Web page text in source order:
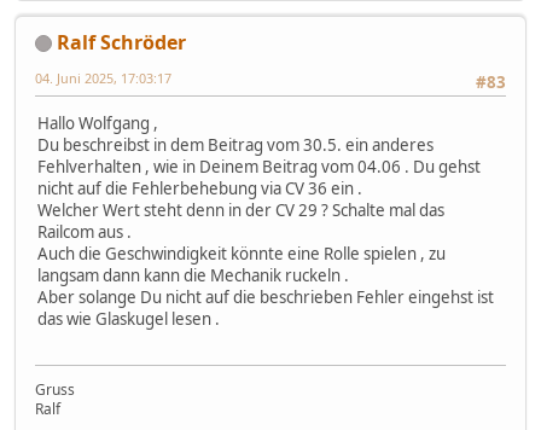
Ralf Schröder
#83
04. Juni 2025, 17:03:17
Hallo Wolfgang ,
Du beschreibst in dem Beitrag vom 30.5. ein anderes
Fehlverhalten , wie in Deinem Beitrag vom 04.06 . Du gehst
nicht auf die Fehlerbehebung via CV 36 ein .
Welcher Wert steht denn in der CV 29 ? Schalte mal das
Railcom aus .
Auch die Geschwindigkeit könnte eine Rolle spielen , zu
langsam dann kann die Mechanik ruckeln .
Aber solange Du nicht auf die beschrieben Fehler eingehst ist
das wie Glaskugel lesen .
Gruss
Ralf